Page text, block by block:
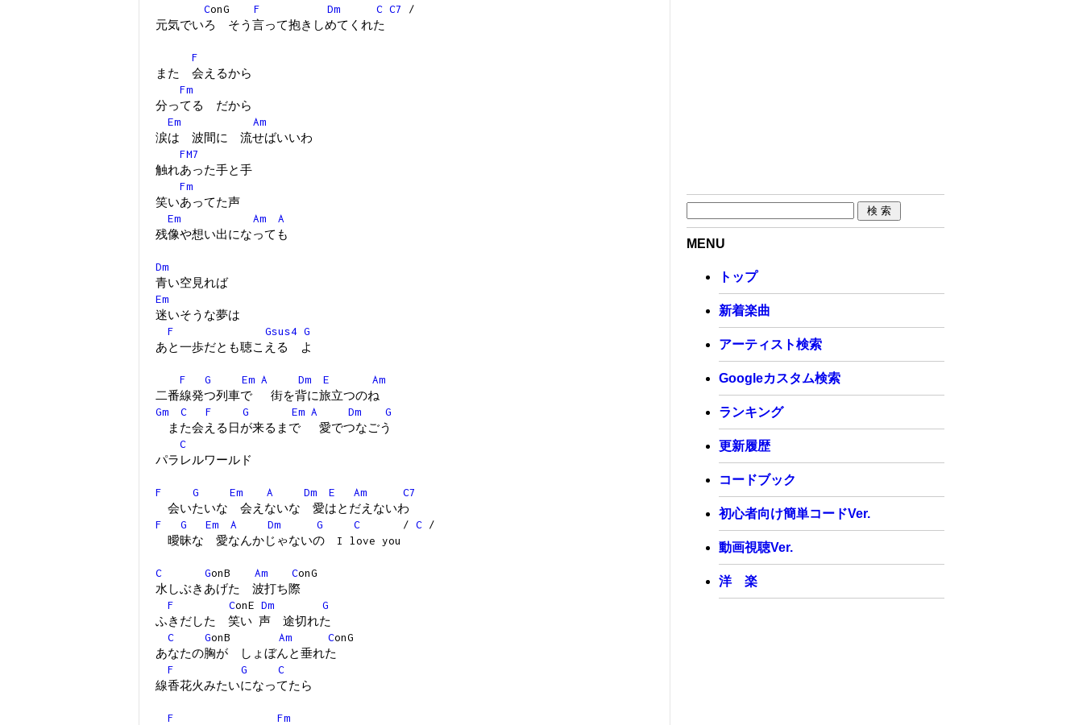
ConG F Dm C C7
/
元気でいろ そう言って抱きしめてくれた
F
また 会えるから
Fm
分ってる だから
Em
Am
涙は 波間に 流せばいいわ
FM7
触れあった手と手
Fm
笑いあってた声
Em
Am
A
残像や想い出になっても
Dm
青い空見れば
Em
迷いそうな夢は
F
Gsus4 G
あと一歩だとも聴こえる よ
F G Em A Dm E
Am
二番線発つ列車で 街を背に旅立つのね
Gm
C F G Em A Dm
G
また会える日が来るまで 愛でつなごう
C
パラレルワールド
F G Em A Dm E Am
C7
会いたいな 会えないな 愛はとだえないわ
F
G Em A Dm G C / C /
曖昧な 愛なんかじゃないの I love you
C GonB Am ConG
水しぶきあげた 波打ち際
F
ConE Dm
G
ふきだした 笑い 声 途切れた
C
GonB Am ConG
あなたの胸が しょぼんと垂れた
F
G
C
線香花火みたいになってたら
F
Fm
MENU
トップ
新着楽曲
アーティスト検索
Googleカスタム検索
ランキング
更新履歴
コードブック
初心者向け簡単コードVer.
動画視聴Ver.
洋 楽